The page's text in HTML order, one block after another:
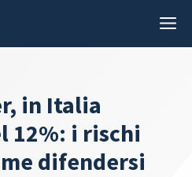
in Italia
12%: i rischi
difendersi